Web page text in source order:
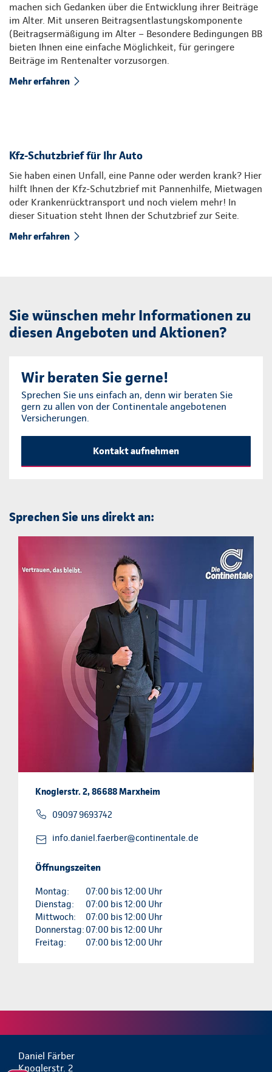
machen sich Gedanken über die Entwicklung ihrer Beiträge
im Alter. Mit unseren Beitragsentlastungskomponente
(Beitragsermäßigung im Alter – Besondere Bedingungen BB
bieten Ihnen eine einfache Möglichkeit, für geringere
Beiträge im Rentenalter vorzusorgen.
Mehr erfahren
Kfz-Schutzbrief für Ihr Auto
Sie haben einen Unfall, eine Panne oder werden krank? Hier
hilft Ihnen der Kfz-Schutzbrief mit Pannenhilfe, Mietwagen
oder Krankenrücktransport und noch vielem mehr! In
dieser Situation steht Ihnen der Schutzbrief zur Seite.
Mehr erfahren
Sie wünschen mehr Informationen zu
diesen Angeboten und Aktionen?
Wir beraten Sie gerne!
Sprechen Sie uns einfach an, denn wir beraten Sie
gern zu allen von der Continentale angebotenen
Versicherungen.
Kontakt aufnehmen
Sprechen Sie uns direkt an:
Knoglerstr. 2, 86688 Marxheim
09097 9693742
info.daniel.faerber@continentale.de
Öffnungszeiten
Montag:
07:00 bis 12:00 Uhr
Dienstag:
07:00 bis 12:00 Uhr
Mittwoch:
07:00 bis 12:00 Uhr
Donnerstag: 07:00 bis 12:00 Uhr
Freitag:
07:00 bis 12:00 Uhr
Daniel Färber
Knoglerstr. 2